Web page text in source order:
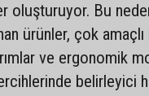
oluşturuyor. Bu
ürünler, çok amaçlı
ve ergonomik
belirleyici